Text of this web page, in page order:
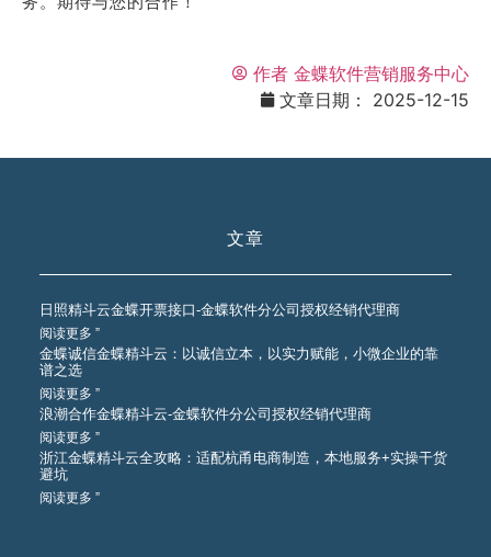
作者 金蝶软件营销服务中心
文章日期：
2025-12-15
文章
日照精斗云金蝶开票接口-金蝶软件分公司授权经销代理商
阅读更多 ”
金蝶诚信金蝶精斗云：以诚信立本，以实力赋能，小微企业的靠
谱之选
阅读更多 ”
浪潮合作金蝶精斗云-金蝶软件分公司授权经销代理商
阅读更多 ”
浙江金蝶精斗云全攻略：适配杭甬电商制造，本地服务+实操干货
避坑
阅读更多 ”